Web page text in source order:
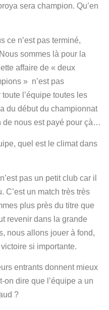
sera champion. Qu’en
ce n’est pas terminé,
sommes là pour la
affaire de « deux
» n’est pas
l’équipe toutes les
du début du championnat
de nous est payé pour çà…
quel est le climat dans
pas un petit club car il
C’est un match très très
plus près du titre que
revenir dans la grande
nous allons jouer à fond,
si importante.
entrants donnent mieux
dire que l’équipe a un
?